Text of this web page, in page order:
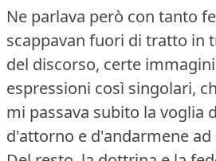
Ne parlava però con tanto
scappavan fuori di tratto in
del discorso, certe
espressioni così singolari,
mi passava subito la voglia
d'attorno e d'andarmene